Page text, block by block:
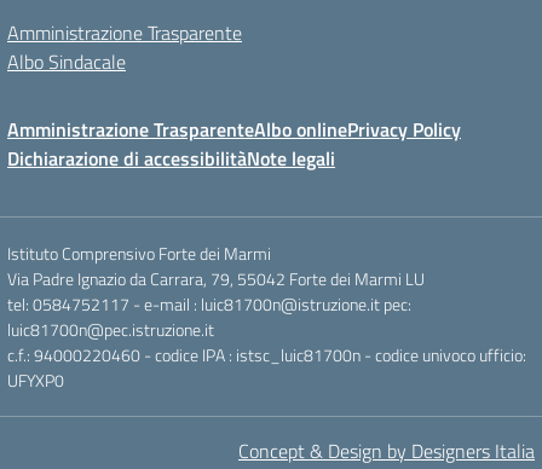
Amministrazione Trasparente
Albo Sindacale
Amministrazione TrasparenteAlbo onlinePrivacy Policy
Dichiarazione di accessibilitàNote legali
Istituto Comprensivo Forte dei Marmi
Via Padre Ignazio da Carrara, 79, 55042 Forte dei Marmi LU
tel: 0584752117 - e-mail : luic81700n@istruzione.it pec:
luic81700n@pec.istruzione.it
c.f.: 94000220460 - codice IPA : istsc_luic81700n - codice univoco ufficio:
UFYXP0
Concept & Design by Designers Italia